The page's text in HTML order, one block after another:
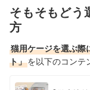
そもそもどう
方
猫用ケージを選ぶ際
ト」を以下のコンテ